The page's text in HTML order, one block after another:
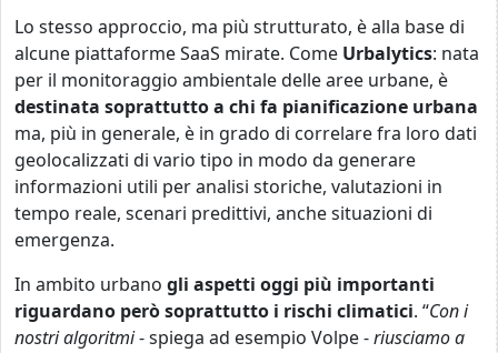
Lo stesso approccio, ma più strutturato, è alla base di
alcune piattaforme SaaS mirate. Come Urbalytics: nata
per il monitoraggio ambientale delle aree urbane, è
destinata soprattutto a chi fa pianificazione urbana
ma, più in generale, è in grado di correlare fra loro dati
geolocalizzati di vario tipo in modo da generare
informazioni utili per analisi storiche, valutazioni in
tempo reale, scenari predittivi, anche situazioni di
emergenza.
In ambito urbano gli aspetti oggi più importanti
riguardano però soprattutto i rischi climatici. “Con i
nostri algoritmi- spiega ad esempio Volpe -riusciamo a